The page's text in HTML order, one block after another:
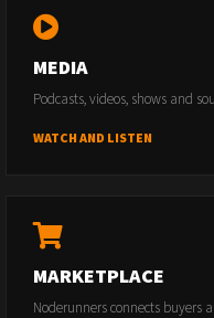
MEDIA
Podcasts, videos, shows and
WATCH AND LISTEN
MARKETPLACE
Noderunners connects buyers